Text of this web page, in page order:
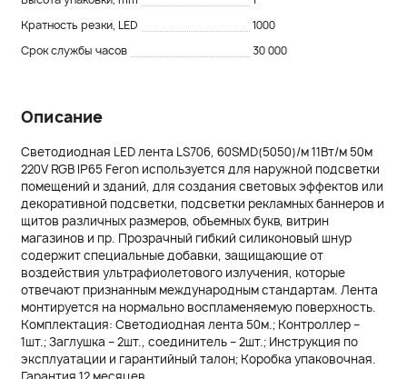
Описание
Cветодиодная LED лента LS706, 60SMD(5050)/м 11Вт/м 50м
220V RGB IP65 Feron используется для наружной подсветки
помещений и зданий, для создания световых эффектов или
декоративной подсветки, подсветки рекламных баннеров и
щитов различных размеров, объемных букв, витрин
магазинов и пр. Прозрачный гибкий силиконовый шнур
содержит специальные добавки, защищающие от
воздействия ультрафиолетового излучения, которые
отвечают признанным международным стандартам. Лента
монтируется на нормально воспламеняемую поверхность.
Комплектация: Светодиодная лента 50м.; Контроллер –
1шт.; Заглушка – 2шт., соединитель – 2шт.; Инструкция по
эксплуатации и гарантийный талон; Коробка упаковочная.
Кратность резки, LED
1000
Срок службы часов
30 000